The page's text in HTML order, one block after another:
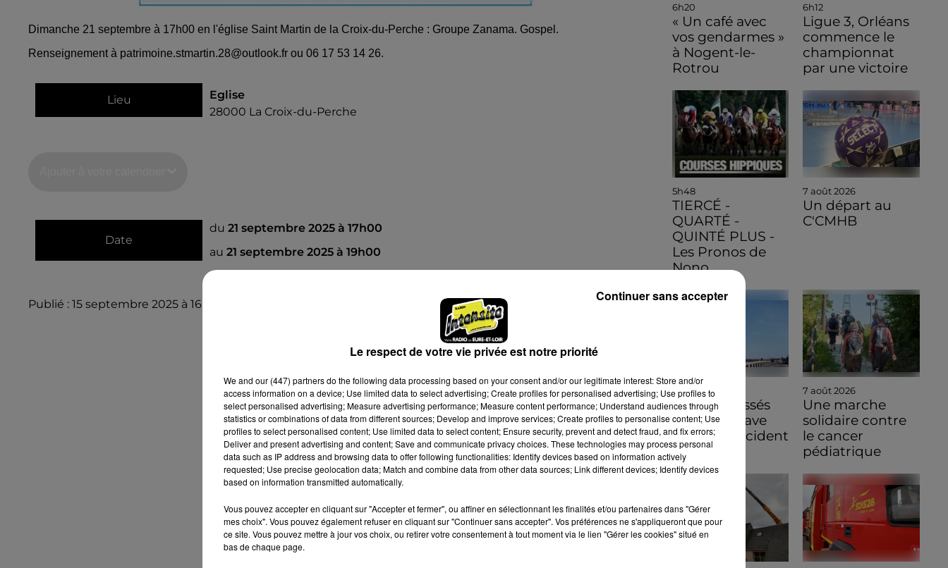
Dimanche 21 septembre à 17h00 en l'église Saint Martin de la Croix-du-Perche : Groupe Zanama. Gospel.
Renseignement à patrimoine.stmartin.28@outlook.fr ou 06 17 53 14 26.
Lieu
Eglise
28000 La Croix-du-Perche
Date
du21 septembre 2025 à 17h00
au21 septembre 2025 à 19h00
Publié : 15 septembre 2025 à 16h10
6h20
« Un café avec
vos gendarmes »
à Nogent-le-
Rotrou
6h12
Ligue 3, Orléans
commence le
championnat
par une victoire
5h48
TIERCÉ -
QUARTÉ -
QUINTÉ PLUS -
Les Pronos de
Nono
7 août 2026
Un départ au
C'CMHB
7 août 2026
Quatre blessés
dont un grave
dans un accident
sur l'A10
7 août 2026
Une marche
solidaire contre
le cancer
pédiatrique
Le respect de votre vie privée est notre priorité
We and our (447) partnersdo the following data processing based on your consent and/or our legitimate interest: Store and/or
access information on a device; Use limited data to select advertising; Create profiles for personalised advertising; Use profiles to
select personalised advertising; Measure advertising performance; Measure content performance; Understand audiences through
statistics or combinations of data from different sources; Develop and improve services; Create profiles to personalise content; Use
profiles to select personalised content; Use limited data to select content; Ensure security, prevent and detect fraud, and fix errors;
Deliver and present advertising and content; Save and communicate privacy choices. These technologies may process personal
data such as IP address and browsing data to offer following functionalities: Identify devices based on information actively
requested; Use precise geolocation data; Match and combine data from other data sources; Link different devices; Identify devices
based on information transmitted automatically.
Vous pouvez accepter en cliquant sur "Accepter et fermer", ou affiner en sélectionnant les finalités et/ou partenaires dans "Gérer
mes choix". Vous pouvez également refuser en cliquant sur "Continuer sans accepter". Vos préférences ne s'appliqueront que pour
ce site. Vous pouvez mettre à jour vos choix, ou retirer votre consentement à tout moment via le lien "Gérer les cookies" situé en
bas de chaque page.
Continuer sans accepter